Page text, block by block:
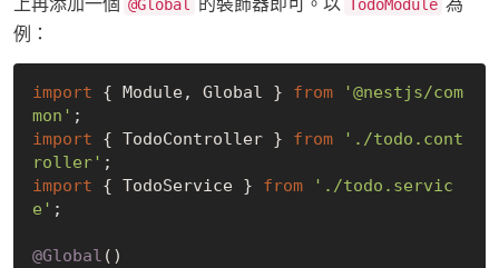
@Global TodoModule
例：
import { Module, Global } from
'@nestjs/com
mon'
import { TodoController } from
'./todo.cont
roller'
import { TodoService } from
'./todo.servic
e' ;
@Global